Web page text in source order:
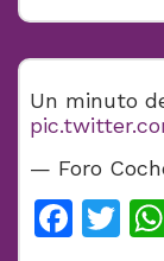
Un minuto
— Foro